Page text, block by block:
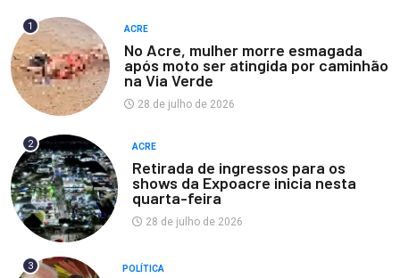
1 ACRE
No Acre, mulher morre esmagada
após moto ser atingida por caminhão
na Via Verde
28 de julho de 2026
2 ACRE
Retirada de ingressos para os
shows da Expoacre inicia nesta
quarta-feira
28 de julho de 2026
3 POLÍTICA